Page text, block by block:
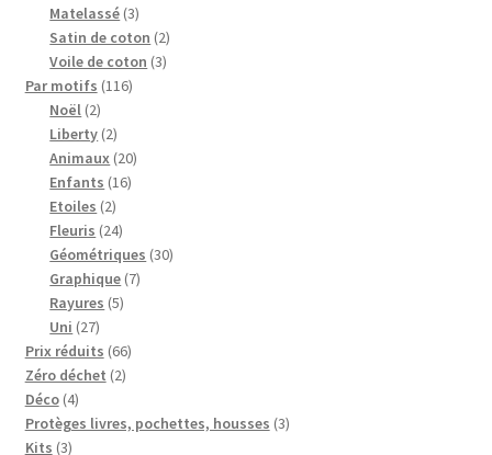
Qui suis je ?
CGV
Livraison
Mentions légales
Matelassé 33
produits
Satin de coton 22
produits
Voile de coton 33
Par motifs 116116
Noël 22
produits
Liberty 22
produits
Animaux 2020
Enfants 1616
Etoiles 22
produits
Fleuris 2424
produits
Géométriques 3030
Graphique 77
Rayures 55
Uni 2727
produits
Prix réduits 6666
Zéro déchet 22
Déco 44
produits
Protèges livres, pochettes, housses 33
Kits 33